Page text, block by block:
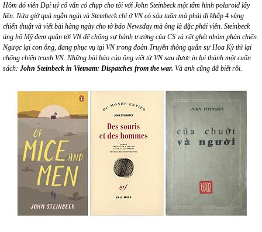
Hôm đó viên Đại uý cố vấn có chụp cho tôi với John Steinbeck một tấm hình polaroid lấy
liền. Nửa giờ quá ngắn ngủi và Steinbeck chỉ ở VN có sáu tuần mà phải đi khắp 4 vùng
chiến thuật và viết bài hàng ngày cho tờ báo Newsday mà ông là đặc phái viên. Steinbeck
ủng hộ Mỹ đem quân tới VN để chống sự bành trướng của CS và rất ghét nhóm phản chiến.
Ngược lại con ông, đang phục vụ tại VN trong đoàn Truyền thông quân sự Hoa Kỳ thì lại
chống chiến tranh VN. Những bài báo của ông viết từ VN sau được in lại thành một cuốn
sách: John Steinbeck in Vietnam: Dispatches from the war. Và anh cũng đã biết rồi.